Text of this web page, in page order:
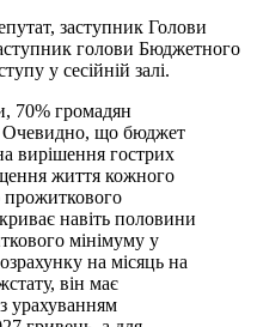
заступник Голови
голови Бюджетного
у сесійній залі.
70% громадян
Очевидно, що бюджет
вирішення гострих
життя кожного
прожиткового
навіть половини
мінімуму у
на місяць на
він має
урахуванням